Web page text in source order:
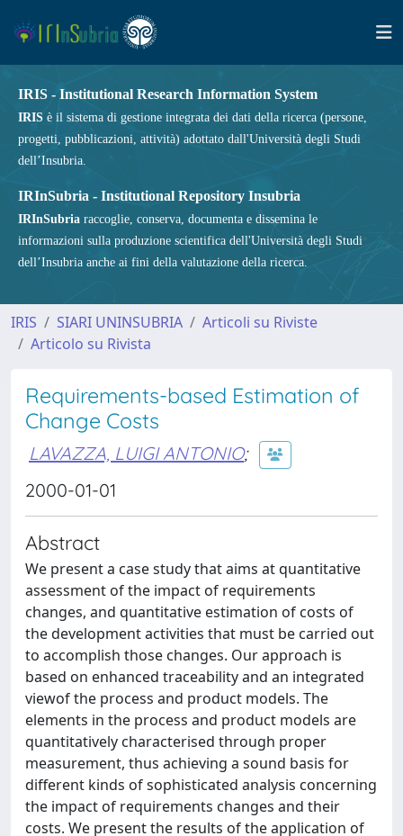
IRIS - Institutional Research Information System
IRIS è il sistema di gestione integrata dei dati della ricerca (persone,
progetti, pubblicazioni, attività) adottato dall'Università degli Studi
dell’Insubria.
IRInSubria - Institutional Repository Insubria
IRInSubria raccoglie, conserva, documenta e dissemina le
informazioni sulla produzione scientifica dell'Università degli Studi
dell’Insubria anche ai fini della valutazione della ricerca.
IRIS SIARI UNINSUBRIA
Articoli su Riviste
Articolo su Rivista
Requirements-based Estimation of
Change Costs
LAVAZZA, LUIGI ANTONIO;
2000-01-01
Abstract
We present a case study that aims at quantitative
assessment of the impact of requirements
changes, and quantitative estimation of costs of
the development activities that must be carried out
to accomplish those changes. Our approach is
based on enhanced traceability and an integrated
viewof the process and product models. The
elements in the process and product models are
quantitatively characterised through proper
measurement, thus achieving a sound basis for
different kinds of sophisticated analysis concerning
the impact of requirements changes and their
costs. We present the results of the application of